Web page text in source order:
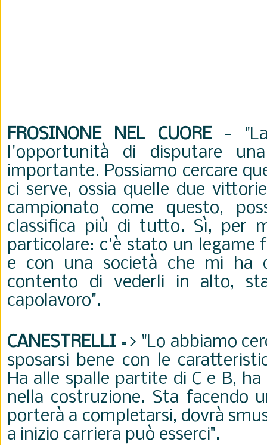
FROSINONE NEL CUORE- "La
l'opportunità di disputare
importante. Possiamo cercare
ci serve, ossia quelle due
campionato come questo,
classifica più di tutto. Sì, per
particolare: c'è stato un legame
e con una società che mi ha
contento di vederli in alto,
capolavoro".
CANESTRELLI=> "Lo abbiamo
sposarsi bene con le
Ha alle spalle partite di C e B,
nella costruzione. Sta facendo
porterà a completarsi, dovrà
a inizio carriera può esserci".